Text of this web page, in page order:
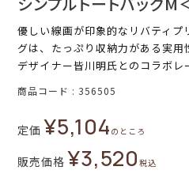
優しい線画が印象的なリバティプ
グは、たっぷり収納力がある実用
デザイナー皆川明氏とのコラボレ
商品コード 356505
定価 ¥5,104 のところ
販売価格 ¥3,520税込